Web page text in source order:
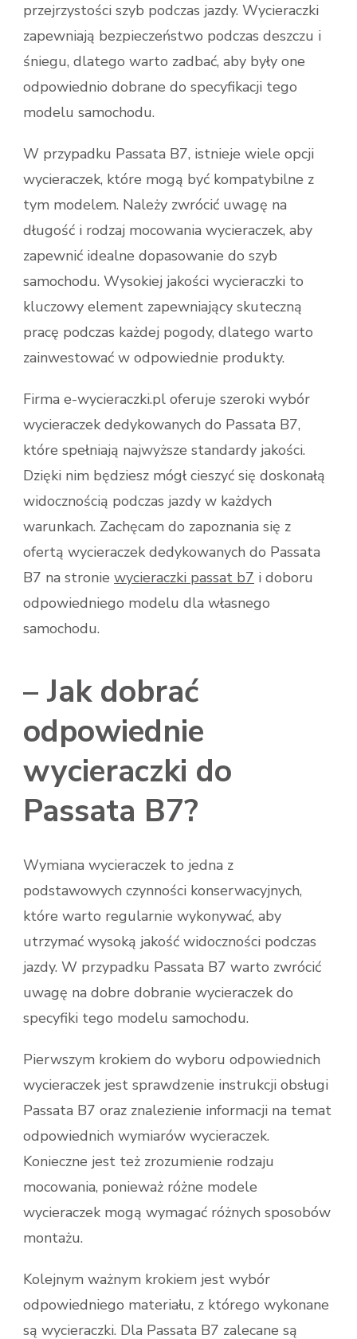
przejrzystości szyb podczas jazdy. Wycieraczki
zapewniają bezpieczeństwo podczas deszczu i
śniegu, dlatego warto zadbać, aby były one
odpowiednio dobrane do specyfikacji tego
modelu samochodu.
W przypadku Passata B7, istnieje wiele opcji
wycieraczek, które mogą być kompatybilne z
tym modelem. Należy zwrócić uwagę na
długość i rodzaj mocowania wycieraczek, aby
zapewnić idealne dopasowanie do szyb
samochodu. Wysokiej jakości wycieraczki to
kluczowy element zapewniający skuteczną
pracę podczas każdej pogody, dlatego warto
zainwestować w odpowiednie produkty.
Firma e-wycieraczki.pl oferuje szeroki wybór
wycieraczek dedykowanych do Passata B7,
które spełniają najwyższe standardy jakości.
Dzięki nim będziesz mógł cieszyć się doskonałą
widocznością podczas jazdy w każdych
warunkach. Zachęcam do zapoznania się z
ofertą wycieraczek dedykowanych do Passata
B7 na stronie wycieraczki passat b7 i doboru
odpowiedniego modelu dla własnego
samochodu.
– Jak dobrać
odpowiednie
wycieraczki do
Passata B7?
Wymiana wycieraczek to jedna z
podstawowych czynności konserwacyjnych,
które warto regularnie wykonywać, aby
utrzymać wysoką jakość widoczności podczas
jazdy. W przypadku Passata B7 warto zwrócić
uwagę na dobre dobranie wycieraczek do
specyfiki tego modelu samochodu.
Pierwszym krokiem do wyboru odpowiednich
wycieraczek jest sprawdzenie instrukcji obsługi
Passata B7 oraz znalezienie informacji na temat
odpowiednich wymiarów wycieraczek.
Konieczne jest też zrozumienie rodzaju
mocowania, ponieważ różne modele
wycieraczek mogą wymagać różnych sposobów
montażu.
Kolejnym ważnym krokiem jest wybór
odpowiedniego materiału, z którego wykonane
są wycieraczki. Dla Passata B7 zalecane są